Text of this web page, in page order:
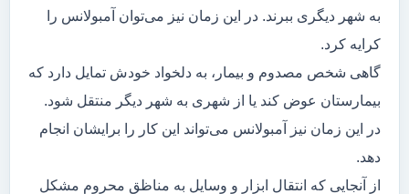
به شهر دیگری ببرند. در این زمان نیز می‌توان آمبولانس را
کرایه کرد.
گاهی شخص مصدوم و بیمار، به دلخواد خودش تمایل دارد که
بیمارستان عوض کند یا از شهری به شهر دیگر منتقل شود.
در این زمان نیز آمبولانس می‌تواند این کار را برایشان انجام
دهد.
از آنجایی که انتقال ابزار و وسایل به مناظق محروم مشکل